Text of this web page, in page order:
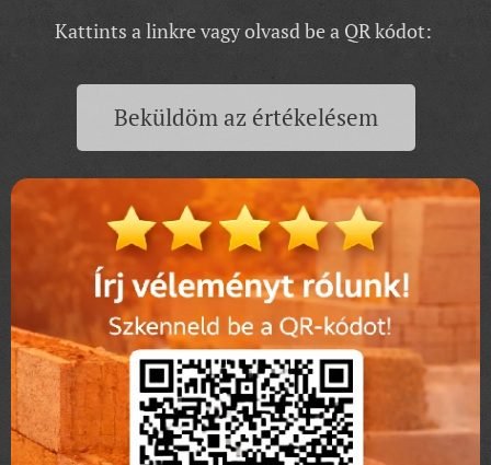
Kattints a linkre vagy olvasd be a QR kódot:
Beküldöm az értékelésem